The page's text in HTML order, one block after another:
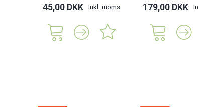
45,00 DKK Inkl. moms 179,00 DKK